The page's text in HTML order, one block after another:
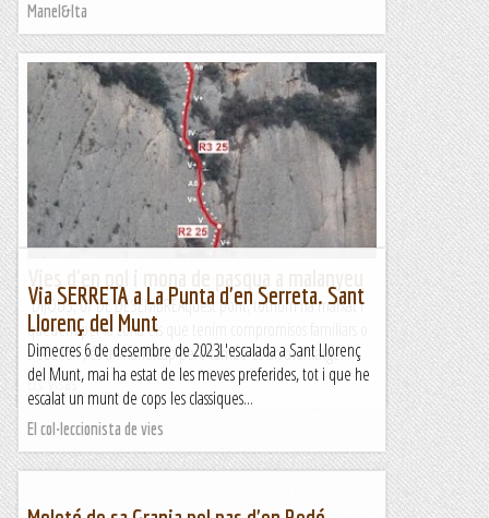
Manel&Ita
DIJOUS, 07 DE DESEMBREAquest pont, tothom ha marxat i
quedem per la zona els que tenim compromisos familiars o
treballen , és un handicap però també és un avantatge...
Els Visas
Via SERRETA a La Punta d'en Serreta. Sant
Llorenç del Munt
Dimecres 6 de desembre de 2023L'escalada a Sant Llorenç
del Munt, mai ha estat de les meves preferides, tot i que he
escalat un munt de cops les classiques...
El col·leccionista de vies